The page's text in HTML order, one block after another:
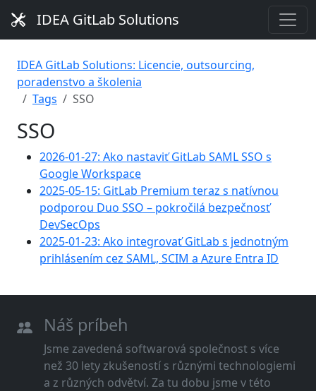
IDEA GitLab Solutions
IDEA GitLab Solutions: Licencie, outsourcing,
poradenstvo a školenia
Tags
SSO
SSO
2026-01-27: Ako nastaviť GitLab SAML SSO s
Google Workspace
2025-05-15: GitLab Premium teraz s natívnou
podporou Duo SSO – pokročilá bezpečnosť
DevSecOps
2025-01-23: Ako integrovať GitLab s jednotným
prihlásením cez SAML, SCIM a Azure Entra ID
Náš príbeh
Jsme zavedená softwarová společnost s více
než 30 lety zkušeností s různými technologiemi
a z různých odvětví. Za tu dobu jsme v této